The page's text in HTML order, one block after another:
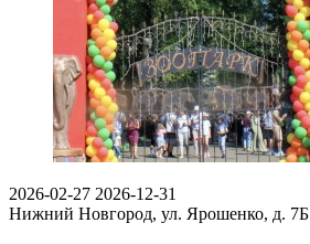
2026-02-27 2026-12-31
Нижний Новгород, ул. Ярошенко, д. 7Б